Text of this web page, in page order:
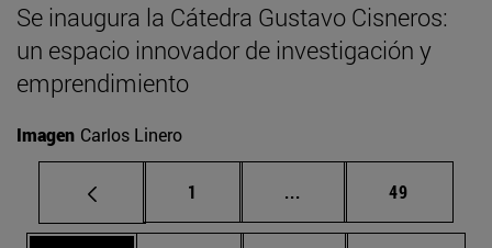
Se inaugura la Cátedra Gustavo Cisneros:
un espacio innovador de investigación y
emprendimiento
Imagen Carlos Linero
Página
1 ... Páginas intermedias
Página
49